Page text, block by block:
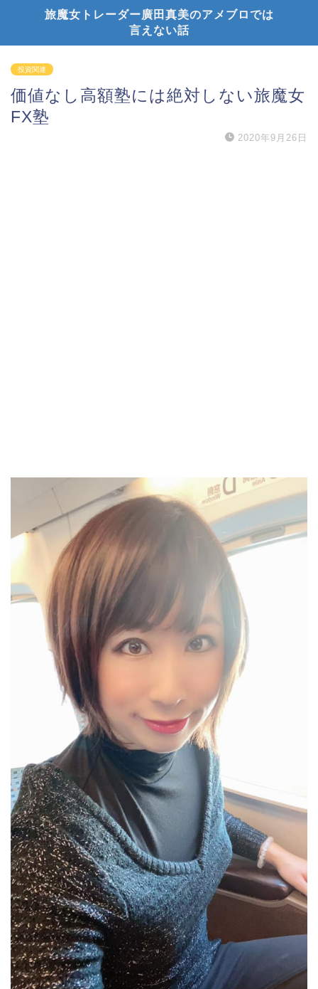
旅魔女トレーダー廣田真美のアメブロでは
言えない話
投資関連
価値なし高額塾には絶対しない旅魔女
FX塾
2020年9月26日